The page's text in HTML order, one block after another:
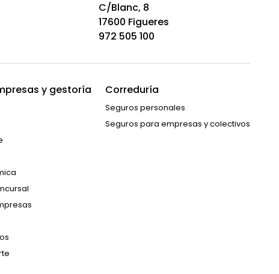
C/Blanc, 8
17600 Figueres
972 505 100
y gestoría Correduría
Seguros personales
Seguros para empresas y colectivos